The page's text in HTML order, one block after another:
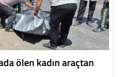
ölen kadın araçtan